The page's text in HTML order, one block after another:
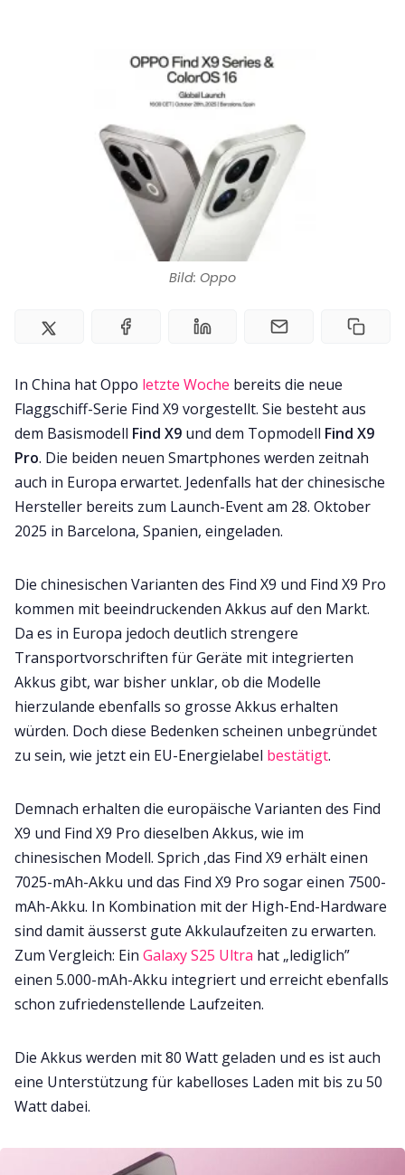
Zusammenarbeit
Kontakt
Impressum
Bild: Oppo
In China hat Oppo letzte Woche bereits die neue
Flaggschiff-Serie Find X9 vorgestellt. Sie besteht aus
dem Basismodell Find X9 und dem Topmodell Find X9
Pro. Die beiden neuen Smartphones werden zeitnah
auch in Europa erwartet. Jedenfalls hat der chinesische
Hersteller bereits zum Launch-Event am 28. Oktober
2025 in Barcelona, Spanien, eingeladen.
Die chinesischen Varianten des Find X9 und Find X9 Pro
kommen mit beeindruckenden Akkus auf den Markt.
Da es in Europa jedoch deutlich strengere
Transportvorschriften für Geräte mit integrierten
Akkus gibt, war bisher unklar, ob die Modelle
hierzulande ebenfalls so grosse Akkus erhalten
würden. Doch diese Bedenken scheinen unbegründet
zu sein, wie jetzt ein EU-Energielabel bestätigt.
Demnach erhalten die europäische Varianten des Find
X9 und Find X9 Pro dieselben Akkus, wie im
chinesischen Modell. Sprich ,das Find X9 erhält einen
7025-mAh-Akku und das Find X9 Pro sogar einen 7500-
mAh-Akku. In Kombination mit der High-End-Hardware
sind damit äusserst gute Akkulaufzeiten zu erwarten.
Zum Vergleich: Ein Galaxy S25 Ultra hat „lediglich”
einen 5.000-mAh-Akku integriert und erreicht ebenfalls
schon zufriedenstellende Laufzeiten.
Die Akkus werden mit 80 Watt geladen und es ist auch
eine Unterstützung für kabelloses Laden mit bis zu 50
Watt dabei.